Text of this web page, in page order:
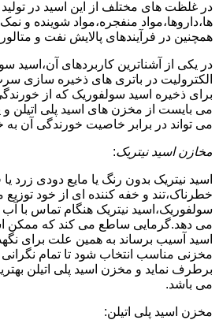
در غلظت های مختلف از این اسید در تولید
ها،داروها،مواد منفجره،مواد شوینده و
همچنین در فرآیندهای پالایش نفت و
در یکی از آشناترین کاربردهای آن،اسید
الکترولیت در باتری های ذخیره سازی
برای ذخیره اسید سولفوریک که از
می بایست از مخزن های اسید پلی اتیلن و
می تواند در برابر خاصیت خورندگی آن به
مخازن اسید نیتریک:
اسید نیتریک بدون رنگ یا مایع دودی زرد
خطرناک،تند و خفه کننده ای از خود
سولفوریک،اسید نیتریک هنگام تماس با
می دهد.گرمایی ساطع می کند که ممکن
اسید آسیب برساند به همین علت برای
مخزنی مناسب انتخاب شود تا تمام
برطرف نماید و مخزن اسید پلی اتیلن
می باشد.
مخزن اسید پلی اتیلن: